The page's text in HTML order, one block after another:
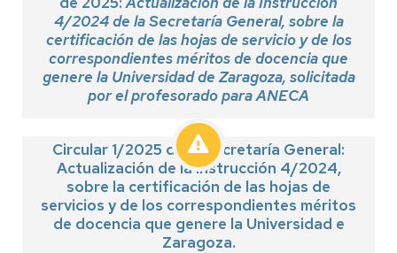
4/2024 de la Secretaría General, sobre la
certificación de las hojas de servicio y de los
correspondientes méritos de docencia que
genere la Universidad de Zaragoza, solicitada
por el profesorado para ANECA
Circular 1/2025 de la Secretaría General:
Actualización de la Instrucción 4/2024,
sobre la certificación de las hojas de
servicios y de los correspondientes méritos
de docencia que genere la Universidad e
Zaragoza.